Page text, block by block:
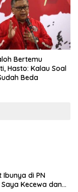
Bertemu
Hasto: Kalau Soal
Beda
Ibunya di PN
Kecewa dan